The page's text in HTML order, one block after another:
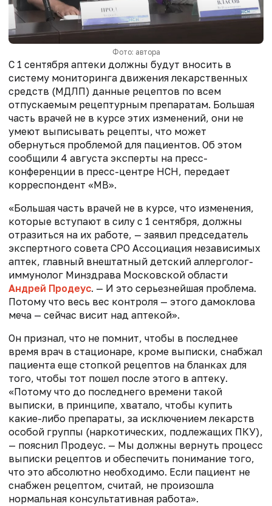
Фото: автора
С 1 сентября аптеки должны будут вносить в
систему мониторинга движения лекарственных
средств (МДЛП) данные рецептов по всем
отпускаемым рецептурным препаратам. Большая
часть врачей не в курсе этих изменений, они не
умеют выписывать рецепты, что может
обернуться проблемой для пациентов. Об этом
сообщили 4 августа эксперты на пресс-
конференции в пресс-центре НСН, передает
корреспондент «МВ».
«Большая часть врачей не в курсе, что изменения,
которые вступают в силу с 1 сентября, должны
отразиться на их работе, — заявил председатель
экспертного совета СРО Ассоциация независимых
аптек, главный внештатный детский аллерголог-
иммунолог Минздрава Московской области
Андрей Продеус. — И это серьезнейшая проблема.
Потому что весь вес контроля — этого дамоклова
меча — сейчас висит над аптекой».
Он признал, что не помнит, чтобы в последнее
время врач в стационаре, кроме выписки, снабжал
пациента еще стопкой рецептов на бланках для
того, чтобы тот пошел после этого в аптеку.
«Потому что до последнего времени такой
выписки, в принципе, хватало, чтобы купить
какие-либо препараты, за исключением лекарств
особой группы (наркотических, подлежащих ПКУ),
— пояснил Продеус. — Мы должны вернуть процесс
выписки рецептов и обеспечить понимание того,
что это абсолютно необходимо. Если пациент не
снабжен рецептом, считай, не произошла
нормальная консультативная работа».